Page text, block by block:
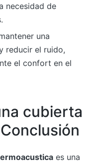
necesidad de
una
reducir el ruido,
el confort en el
cubierta
es una